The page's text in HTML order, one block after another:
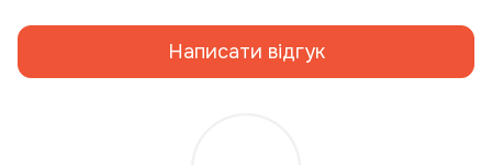
Написати відгук